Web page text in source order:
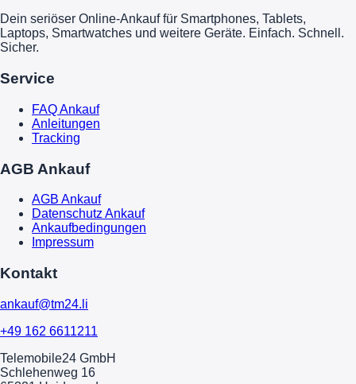
Dein seriöser Online-Ankauf für Smartphones, Tablets,
Laptops, Smartwatches und weitere Geräte. Einfach. Schnell.
Sicher.
Service
FAQ Ankauf
Anleitungen
Tracking
AGB Ankauf
AGB Ankauf
Datenschutz Ankauf
Ankaufbedingungen
Impressum
Kontakt
ankauf@tm24.li
+49 162 6611211
Telemobile24 GmbH
Schlehenweg 16